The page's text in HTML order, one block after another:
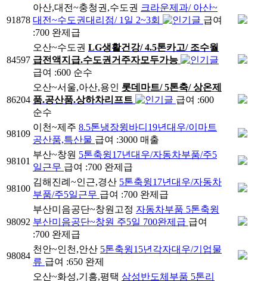
91878
아산,대전~충청권,수도권 크라운제과/ 아산~
대전~수도권대리점/ 1일 2~3회
급여
:700 완제급
84597
오산~수도권 LG생활건강/ 4.5톤카고/ 조수월
급전액지급.수도권거주자모두가능
급여 :600 순수
86204
오산~서울,아산,용인 롯데마트/ 5톤축/ 상온제
품.공산품.상하차리프트
급여 :600
순수
98109
이천~제주 8.5톤냉장윙바디19년대우/이마트
공산품,특산물 급여 :3000 매출
98101
부산~창원 5톤축윙17년대우/자동차부품/주5
일근무 급여 :700 완제급
98100
김해진례~인근,경산 5톤축윙17년대우/자동차
부품/주5일근무 급여 :700 완제급
98092
부산미음공단~창원고정 자동차부품 5톤축윙
부산미음공단~창원 주5일 700완제급 급여
:700 완제급
98084
천안~인천,안산 5톤축윙15년각자대우/기업물
류 급여 :650 완제
오산~화성,기흥,평택 삼성반도체부품 5톤리